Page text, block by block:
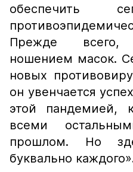
обеспечить
Прежде
ношением масок.
новых
он увенчается
этой пандемией,
всеми
прошлом. Но
буквально